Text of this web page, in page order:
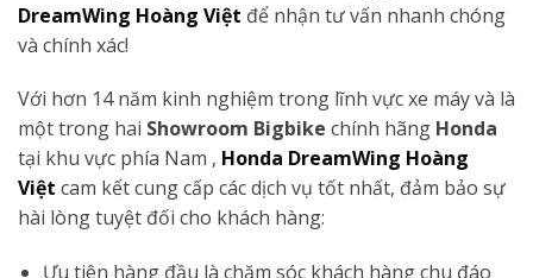
DreamWing Hoàng Việt để nhận tư vấn nhanh chóng
và chính xác!
Với hơn 14 năm kinh nghiệm trong lĩnh vực xe máy và là
một trong hai Showroom Bigbike chính hãng Honda
tại khu vực phía Nam , Honda DreamWing Hoàng
Việt cam kết cung cấp các dịch vụ tốt nhất, đảm bảo sự
hài lòng tuyệt đối cho khách hàng:
Ưu tiên hàng đầu là chăm sóc khách hàng chu đáo